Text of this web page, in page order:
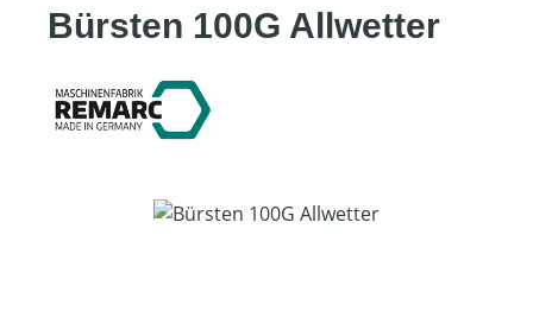
Bürsten 100G Allwetter
Bildergalerie überspringen